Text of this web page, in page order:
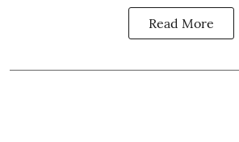
Read More